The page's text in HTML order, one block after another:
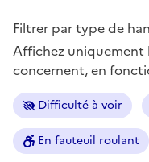
Filtrer par type de
Affichez uniquement
concernent, en
Difficulté à voir
En fauteuil roulant